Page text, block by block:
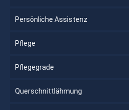
Persönliche Assistenz
Pflege
Pflegegrade
Querschnittlähmung